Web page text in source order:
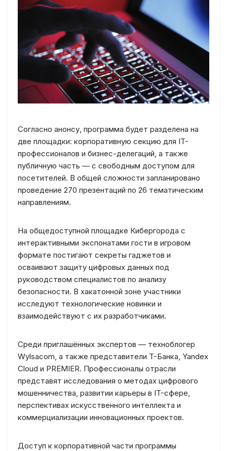
Согласно анонсу, программа будет разделена на
две площадки: корпоративную секцию для IT-
профессионалов и бизнес-делегаций, а также
публичную часть — с свободным доступом для
посетителей. В общей сложности запланировано
проведение 270 презентаций по 26 тематическим
направлениям.
На общедоступной площадке Кибергорода с
интерактивными экспонатами гости в игровом
формате постигают секреты гаджетов и
осваивают защиту цифровых данных под
руководством специалистов по анализу
безопасности. В хакатонной зоне участники
исследуют технологические новинки и
взаимодействуют с их разработчиками.
Среди приглашённых экспертов — техноблогер
Wylsacom, а также представители T-Банка, Yandex
Cloud и PREMIER. Профессионалы отрасли
представят исследования о методах цифрового
мошенничества, развитии карьеры в IT-сфере,
перспективах искусственного интеллекта и
коммерциализации инновационных проектов.
Доступ к корпоративной части программы